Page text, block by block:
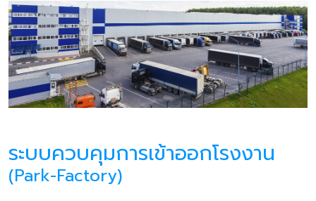
ระบบควบคุมการเข้าออกโรงงาน
(Park-Factory)